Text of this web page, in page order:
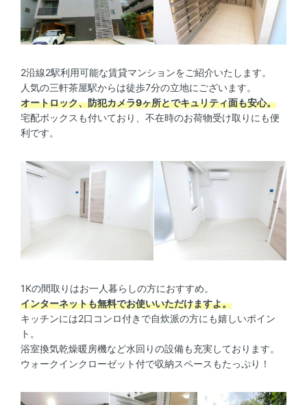
2沿線2駅利用可能な賃貸マンションをご紹介いたします。
人気の三軒茶屋駅からは徒歩7分の立地にございます。
オートロック、防犯カメラ9ヶ所とでキュリティ面も安心。
宅配ボックスも付いており、不在時のお荷物受け取りにも便
利です。
1Kの間取りはお一人暮らしの方におすすめ。
インターネットも無料でお使いいただけますよ。
キッチンには2口コンロ付きで自炊派の方にも嬉しいポイン
ト。
浴室換気乾燥暖房機など水回りの設備も充実しております。
ウォークインクローゼット付で収納スペースもたっぷり！